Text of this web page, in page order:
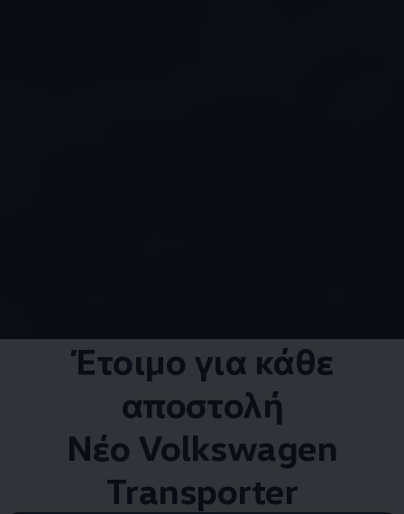
Έτοιμο για κάθε
αποστολή
Νέο Volkswagen
Transporter